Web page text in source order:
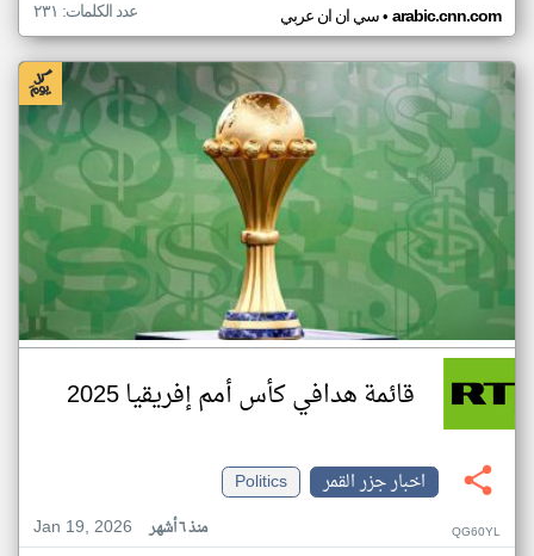
سي ان ان عربي• arabic.cnn.com عدد الكلمات: ٢٣١
قائمة هدافي كأس أمم إفريقيا 2025
اخبار جزر القمر
Politics
Jan 19, 2026
منذ ٦ أشهر QG60YL